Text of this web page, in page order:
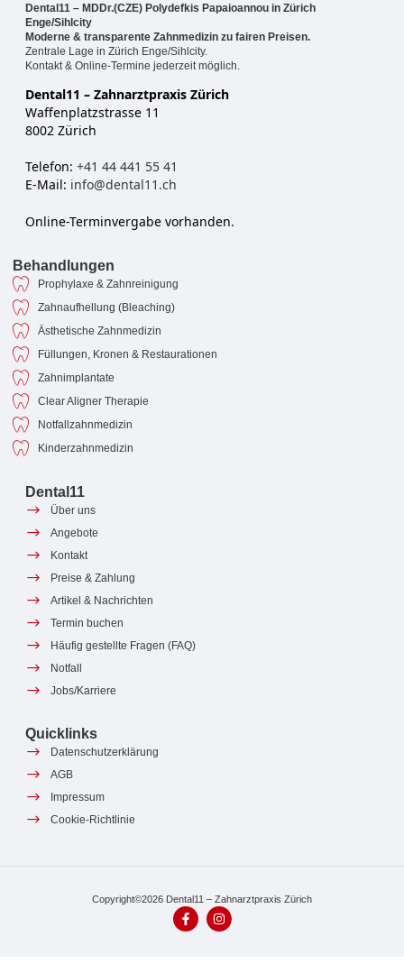
Dental11 – MDDr.(CZE) Polydefkis Papaioannou in Zürich
Enge/Sihlcity
Moderne & transparente Zahnmedizin zu fairen Preisen.
Zentrale Lage in Zürich Enge/Sihlcity.
Kontakt & Online-Termine jederzeit möglich.
Dental11 – Zahnarztpraxis Zürich
Waffenplatzstrasse 11
8002 Zürich
Telefon: +41 44 441 55 41
E-Mail: info@dental11.ch
Online-Terminvergabe vorhanden.
Behandlungen
Prophylaxe & Zahnreinigung
Zahnaufhellung (Bleaching)
Ästhetische Zahnmedizin
Füllungen, Kronen & Restaurationen
Zahnimplantate
Clear Aligner Therapie
Notfallzahnmedizin
Kinderzahnmedizin
Dental11
Über uns
Angebote
Kontakt
Preise & Zahlung
Artikel & Nachrichten
Termin buchen
Häufig gestellte Fragen (FAQ)
Notfall
Jobs/Karriere
Quicklinks
Datenschutzerklärung
AGB
Impressum
Cookie-Richtlinie
Copyright©2026 Dental11 – Zahnarztpraxis Zürich